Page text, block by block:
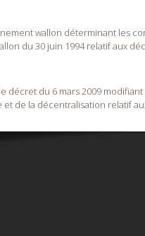
wallon déterminant les
du 30 juin 1994 relatif aux
décret du 6 mars 2009
de la décentralisation relatif